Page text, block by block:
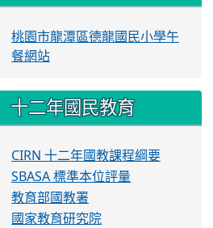
桃園市龍潭區德龍國民小學午
餐網站
十二年國民教育
CIRN 十二年國教課程綱要
SBASA 標準本位評量
教育部國教署
國家教育研究院